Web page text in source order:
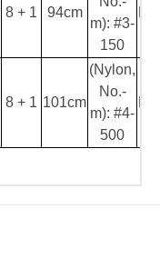
8 + 1 94cm
m): #3-
150
8 + 1 101cm
(Nylon,
No.-
m): #4-
500